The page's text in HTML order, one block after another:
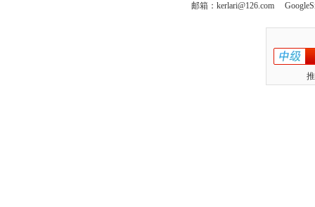
邮箱： kerlari@126.com